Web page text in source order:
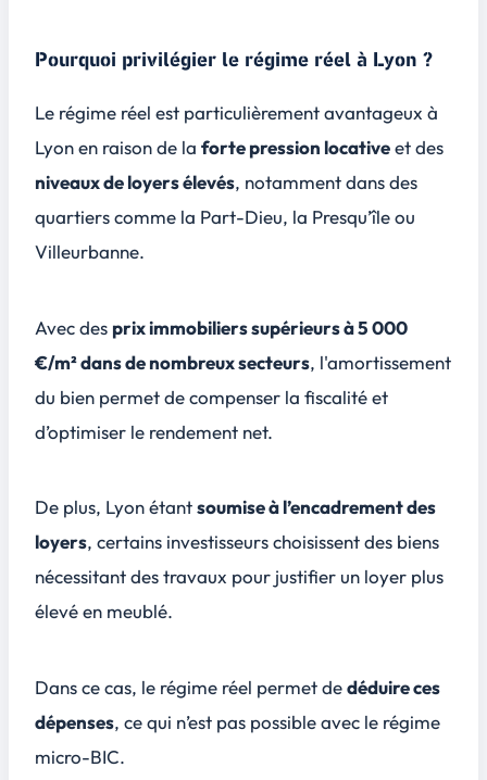
Pourquoi privilégier le régime réel à Lyon ?
Le régime réel est particulièrement avantageux à
Lyon en raison de la forte pression locativeet des
niveaux de loyers élevés, notamment dans des
quartiers comme la Part-Dieu, la Presqu’île ou
Villeurbanne.
Avec des prix immobiliers supérieurs à 5 000
€/m² dans de nombreux secteurs, l'amortissement
du bien permet de compenser la fiscalité et
d’optimiser le rendement net.
De plus, Lyon étantsoumise à l’encadrement des
loyers, certains investisseurs choisissent des biens
nécessitant des travaux pour justifier un loyer plus
élevé en meublé.
Dans ce cas, le régime réel permet dedéduire ces
dépenses, ce qui n’est pas possible avec le régime
micro-BIC.